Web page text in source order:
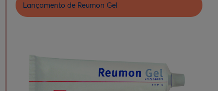
Lançamento de Reumon Gel